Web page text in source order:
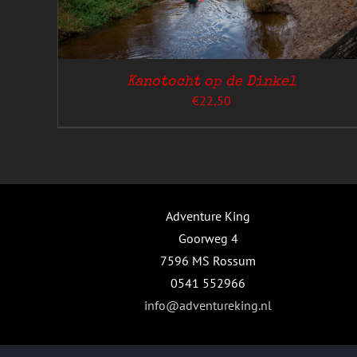
Kanotocht op de Dinkel
€22,50
Adventure King
Goorweg 4
7596 MS Rossum
0541 552966
info@adventureking.nl